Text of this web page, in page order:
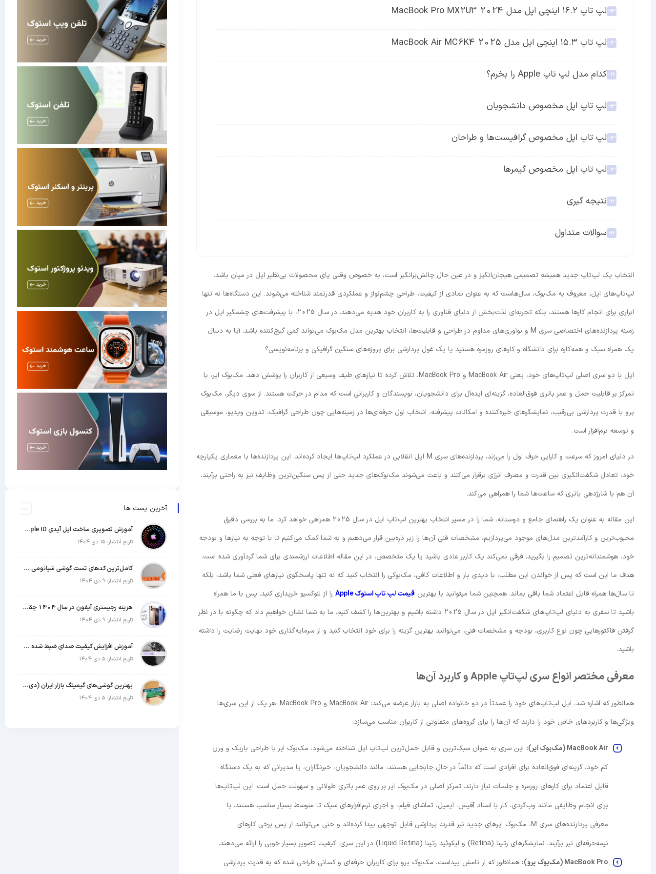
لپ تاپ ۱۶.۲ اینچی اپل مدل MacBook Pro MX2U3 2024
لپ تاپ ۱۵.۳ اینچی اپل مدل MacBook Air MC6K4 2025
کدام مدل لپ تاپ Apple را بخرم؟
لپ تاپ اپل مخصوص دانشجویان
لپ تاپ اپل مخصوص گرافیست‌ها و طراحان
لپ تاپ اپل مخصوص گیمرها
نتیجه گیری
سوالات متداول
انتخاب یک لپ‌تاپ جدید همیشه تصمیمی هیجان‌انگیز و در عین حال چالش‌برانگیز است، به خصوص وقتی پای محصولات بی‌نظیر اپل در میان باشد.
لپ‌تاپ‌های اپل، معروف به مک‌بوک، سال‌هاست که به عنوان نمادی از کیفیت، طراحی چشم‌نواز و عملکردی قدرتمند شناخته می‌شوند. این دستگاه‌ها نه تنها
ابزاری برای انجام کارها هستند، بلکه تجربه‌ای لذت‌بخش از دنیای فناوری را به کاربران خود هدیه می‌دهند. در سال 2025، با پیشرفت‌های چشمگیر اپل در
زمینه پردازنده‌های اختصاصی سری M و نوآوری‌های مداوم در طراحی و قابلیت‌ها، انتخاب بهترین مدل مک‌بوک می‌تواند کمی گیج‌کننده باشد. آیا به دنبال
یک همراه سبک و همه‌کاره برای دانشگاه و کارهای روزمره هستید یا یک غول پردازشی برای پروژه‌های سنگین گرافیکی و برنامه‌نویسی؟
اپل با دو سری اصلی لپ‌تاپ‌های خود، یعنی MacBook Air و MacBook Pro، تلاش کرده تا نیازهای طیف وسیعی از کاربران را پوشش دهد. مک‌بوک ایر، با
تمرکز بر قابلیت حمل و عمر باتری فوق‌العاده، گزینه‌ای ایده‌آل برای دانشجویان، نویسندگان و کاربرانی است که مدام در حرکت هستند. از سوی دیگر، مک‌بوک
پرو با قدرت پردازشی بی‌رقیب، نمایشگرهای خیره‌کننده و امکانات پیشرفته، انتخاب اول حرفه‌ای‌ها در زمینه‌هایی چون طراحی گرافیک، تدوین ویدیو، موسیقی
و توسعه نرم‌افزار است.
در دنیای امروز که سرعت و کارایی حرف اول را می‌زند، پردازنده‌های سری M اپل انقلابی در عملکرد لپ‌تاپ‌ها ایجاد کرده‌اند. این پردازنده‌ها با معماری یکپارچه
خود، تعادل شگفت‌انگیزی بین قدرت و مصرف انرژی برقرار می‌کنند و باعث می‌شوند مک‌بوک‌های جدید حتی از پس سنگین‌ترین وظایف نیز به راحتی برآیند،
آن هم با شارژدهی باتری که ساعت‌ها شما را همراهی می‌کند.
این مقاله به عنوان یک راهنمای جامع و دوستانه، شما را در مسیر انتخاب بهترین لپ‌تاپ اپل در سال 2025 همراهی خواهد کرد. ما به بررسی دقیق
محبوب‌ترین و کارآمدترین مدل‌های موجود می‌پردازیم، مشخصات فنی آن‌ها را زیر ذره‌بین قرار می‌دهیم و به شما کمک می‌کنیم تا با توجه به نیازها و بودجه
خود، هوشمندانه‌ترین تصمیم را بگیرید. فرقی نمی‌کند یک کاربر عادی باشید یا یک متخصص، در این مقاله اطلاعات ارزشمندی برای شما گردآوری شده است.
هدف ما این است که پس از خواندن این مطلب، با دیدی باز و اطلاعات کافی، مک‌بوکی را انتخاب کنید که نه تنها پاسخگوی نیازهای فعلی شما باشد، بلکه
تا سال‌ها همراه قابل اعتماد شما باقی بماند. همچنین شما میتوانید با بهترین قیمت لپ تاپ استوک Apple
را از لنوکسیو خریداری کنید. پس با ما همراه
باشید تا سفری به دنیای لپ‌تاپ‌های شگفت‌انگیز اپل در سال 2025 داشته باشیم و بهترین‌ها را کشف کنیم. ما به شما نشان خواهیم داد که چگونه با در نظر
گرفتن فاکتورهایی چون نوع کاربری، بودجه و مشخصات فنی، می‌توانید بهترین گزینه را برای خود انتخاب کنید و از سرمایه‌گذاری خود نهایت رضایت را داشته
باشید.
معرفی مختصر انواع سری لپ‌تاپ Apple و کاربرد آن‌ها
همانطور که اشاره شد، اپل لپ‌تاپ‌های خود را عمدتاً در دو خانواده اصلی به بازار عرضه می‌کند: MacBook Air و MacBook Pro. هر یک از این سری‌ها
ویژگی‌ها و کاربردهای خاص خود را دارند که آن‌ها را برای گروه‌های متفاوتی از کاربران مناسب می‌سازد.
MacBook Air (مک‌بوک ایر):
این سری به عنوان سبک‌ترین و قابل حمل‌ترین لپ‌تاپ اپل شناخته می‌شود. مک‌بوک ایر با طراحی باریک و وزن
کم خود، گزینه‌ای فوق‌العاده برای افرادی است که دائماً در حال جابجایی هستند، مانند دانشجویان، خبرنگاران، یا مدیرانی که به یک دستگاه
قابل اعتماد برای کارهای روزمره و جلسات نیاز دارند. تمرکز اصلی در مک‌بوک ایر بر روی عمر باتری طولانی و سهولت حمل است. این لپ‌تاپ‌ها
برای انجام وظایفی مانند وب‌گردی، کار با اسناد آفیس، ایمیل، تماشای فیلم، و اجرای نرم‌افزارهای سبک تا متوسط بسیار مناسب هستند. با
معرفی پردازنده‌های سری M، مک‌بوک ایرهای جدید نیز قدرت پردازشی قابل توجهی پیدا کرده‌اند و حتی می‌توانند از پس برخی کارهای
نیمه‌حرفه‌ای نیز برآیند. نمایشگرهای رتینا (Retina) و لیکوئید رتینا (Liquid Retina) در این سری، کیفیت تصویر بسیار خوبی را ارائه می‌دهند.
MacBook Pro (مک‌بوک پرو):
همانطور که از نامش پیداست، مک‌بوک پرو برای کاربران حرفه‌ای و کسانی طراحی شده که به قدرت پردازشی
آخرین پست ها
آموزش تصویری ساخت اپل آیدی Apple ID رایگان (روش های تست شده)
تاریخ انتشار: ۱۵ دی ۱۴۰۴
کامل‌ترین کدهای تست گوشی شیائومی | جدول کدهای مخفی Xiaomi
تاریخ انتشار: ۹ دی ۱۴۰۴
هزینه رجیستری آیفون در سال 1404 چقدر است؟
تاریخ انتشار: ۹ دی ۱۴۰۴
آموزش افزایش کیفیت صدای ضبط شده با میکروفون
تاریخ انتشار: ۵ دی ۱۴۰۴
بهترین گوشی‌های گیمینگ بازار ایران (دی ۱۴۰۴)
تاریخ انتشار: ۵ دی ۱۴۰۴